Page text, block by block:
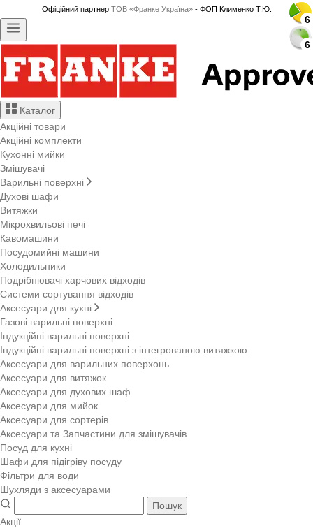
Офіційний партнер ТОВ «Франке Україна»- ФОП Клименко Т.Ю.
Каталог
Акційні товари
Акційні комплекти
Кухонні мийки
Змішувачі
Варильні поверхні
Духові шафи
Витяжки
Мікрохвильові печі
Кавомашини
Посудомийні машини
Холодильники
Подрібнювачі харчових відходів
Системи сортування відходів
Аксесуари для кухні
Газові варильні поверхні
Індукційні варильні поверхні
Індукційні варильні поверхні з інтегрованою витяжкою
Аксесуари для варильних поверхонь
Аксесуари для витяжок
Аксесуари для духових шаф
Аксесуари для мийок
Аксесуари для сортерів
Аксесуари та Запчастини для змішувачів
Посуд для кухні
Шафи для підігріву посуду
Фільтри для води
Шухляди з аксесуарами
Пошук
Акції
6
6
6
6
6
6
6
6
6
6
6
6
6
6
6
6
6
6
6
6
6
6
6
6
6
6
6
6